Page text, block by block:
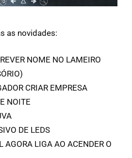
as novidades:
NOME NO LAMEIRO
CRIAR EMPRESA
NOITE
DE LEDS
AGORA LIGA AO ACENDER O